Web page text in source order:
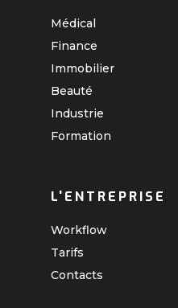
Médical
Finance
Immobilier
Beauté
Industrie
Formation
L'ENTREPRISE
Workflow
Tarifs
Contacts